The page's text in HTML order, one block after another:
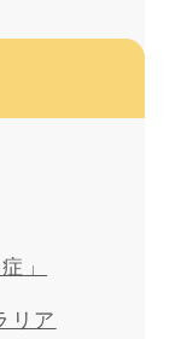
」
リア